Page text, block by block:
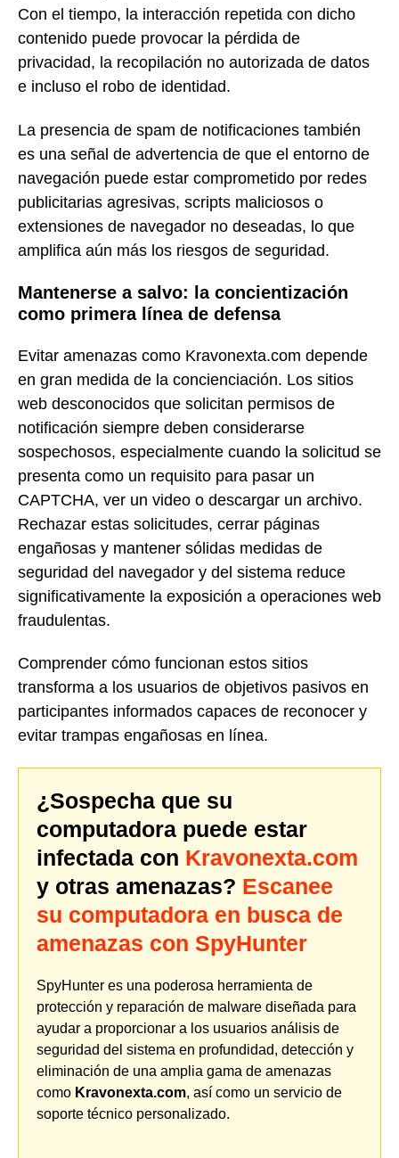
Con el tiempo, la interacción repetida con dicho
contenido puede provocar la pérdida de
privacidad, la recopilación no autorizada de datos
e incluso el robo de identidad.
La presencia de spam de notificaciones también
es una señal de advertencia de que el entorno de
navegación puede estar comprometido por redes
publicitarias agresivas, scripts maliciosos o
extensiones de navegador no deseadas, lo que
amplifica aún más los riesgos de seguridad.
Mantenerse a salvo: la concientización
como primera línea de defensa
Evitar amenazas como Kravonexta.com depende
en gran medida de la concienciación. Los sitios
web desconocidos que solicitan permisos de
notificación siempre deben considerarse
sospechosos, especialmente cuando la solicitud se
presenta como un requisito para pasar un
CAPTCHA, ver un video o descargar un archivo.
Rechazar estas solicitudes, cerrar páginas
engañosas y mantener sólidas medidas de
seguridad del navegador y del sistema reduce
significativamente la exposición a operaciones web
fraudulentas.
Comprender cómo funcionan estos sitios
transforma a los usuarios de objetivos pasivos en
participantes informados capaces de reconocer y
evitar trampas engañosas en línea.
¿Sospecha que su
computadora puede estar
infectada con Kravonexta.com
y otras amenazas? Escanee
su computadora en busca de
amenazas con SpyHunter
SpyHunter es una poderosa herramienta de
protección y reparación de malware diseñada para
ayudar a proporcionar a los usuarios análisis de
seguridad del sistema en profundidad, detección y
eliminación de una amplia gama de amenazas
como Kravonexta.com, así como un servicio de
soporte técnico personalizado.